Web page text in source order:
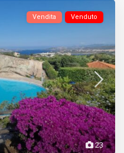
23
Vendita Venduto